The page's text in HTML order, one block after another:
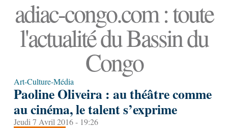
adiac-congo.com : toute
l'actualité du Bassin du
Congo
Art-Culture-Média
Paoline Oliveira : au théâtre comme
au cinéma, le talent s’exprime
Jeudi 7 Avril 2016 - 19:26